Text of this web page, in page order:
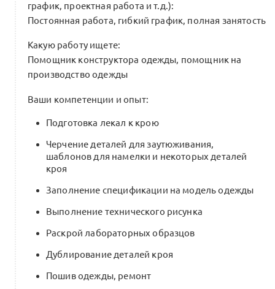
график, проектная работа и т.д.):
Постоянная работа, гибкий график, полная занятость
Какую работу ищете:
Помощник конструктора одежды, помощник на
производство одежды
Ваши компетенции и опыт:
Подготовка лекал к крою
Черчение деталей для заутюживания,
шаблонов для намелки и некоторых деталей
кроя
Заполнение спецификации на модель одежды
Выполнение технического рисунка
Раскрой лабораторных образцов
Дублирование деталей кроя
Пошив одежды, ремонт